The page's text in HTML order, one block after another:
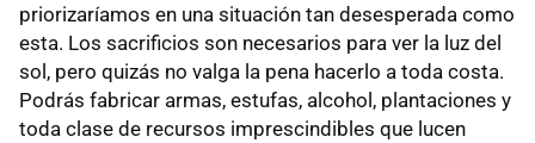
priorizaríamos en una situación tan desesperada como
esta. Los sacrificios son necesarios para ver la luz del
sol, pero quizás no valga la pena hacerlo a toda costa.
Podrás fabricar armas, estufas, alcohol, plantaciones y
toda clase de recursos imprescindibles que lucen